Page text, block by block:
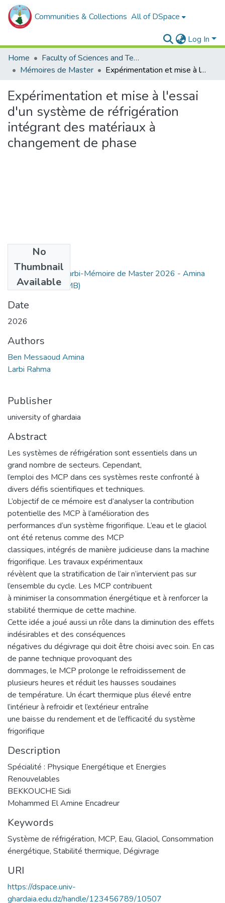
Communities & Collections All of DSpace
Log In
Home
Faculty of Sciences and Technology
Mémoires de Master
Expérimentation et mise à l'essai d'un système de réfrigération intégrant des matériaux à changement de phase
Expérimentation et mise à l'essai
d'un système de réfrigération
intégrant des matériaux à
changement de phase
No
Thumbnail
Available
Ben messaoud-Larbi-Mémoire de Master 2026 - Amina
Amina.pdf(9.14 MB)
Date
2026
Authors
Ben Messaoud Amina
Larbi Rahma
Publisher
university of ghardaia
Abstract
Les systèmes de réfrigération sont essentiels dans un
grand nombre de secteurs. Cependant,
l’emploi des MCP dans ces systèmes reste confronté à
divers défis scientifiques et techniques.
L’objectif de ce mémoire est d’analyser la contribution
potentielle des MCP à l’amélioration des
performances d’un système frigorifique. L’eau et le glaciol
ont été retenus comme des MCP
classiques, intégrés de manière judicieuse dans la machine
frigorifique. Les travaux expérimentaux
révèlent que la stratification de l’air n’intervient pas sur
l’ensemble du cycle. Les MCP contribuent
à minimiser la consommation énergétique et à renforcer la
stabilité thermique de cette machine.
Cette idée a joué aussi un rôle dans la diminution des effets
indésirables et des conséquences
négatives du dégivrage qui doit être choisi avec soin. En cas
de panne technique provoquant des
dommages, le MCP prolonge le refroidissement de
plusieurs heures et réduit les hausses soudaines
de température. Un écart thermique plus élevé entre
l’intérieur à refroidir et l’extérieur entraîne
une baisse du rendement et de l’efficacité du système
frigorifique
Description
Spécialité : Physique Energétique et Energies
Renouvelables
BEKKOUCHE Sidi
Mohammed El Amine Encadreur
Keywords
Système de réfrigération, MCP, Eau, Glaciol, Consommation
énergétique, Stabilité thermique, Dégivrage
URI
https://dspace.univ-
ghardaia.edu.dz/handle/123456789/10507